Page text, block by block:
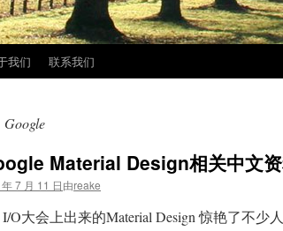
我们 联系我们
Google
Material Design相关中文
7 月 11 日由reake
O大会上出来的Material Design 惊艳了不少